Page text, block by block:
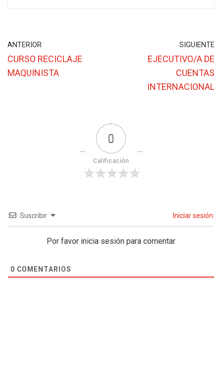
ANTERIOR
CURSO RECICLAJE
MAQUINISTA
SIGUIENTE
EJECUTIVO/A DE
CUENTAS
INTERNACIONAL
0
Calificación
Suscribir Iniciar sesión
Por favor inicia sesión para comentar
0 COMENTARIOS